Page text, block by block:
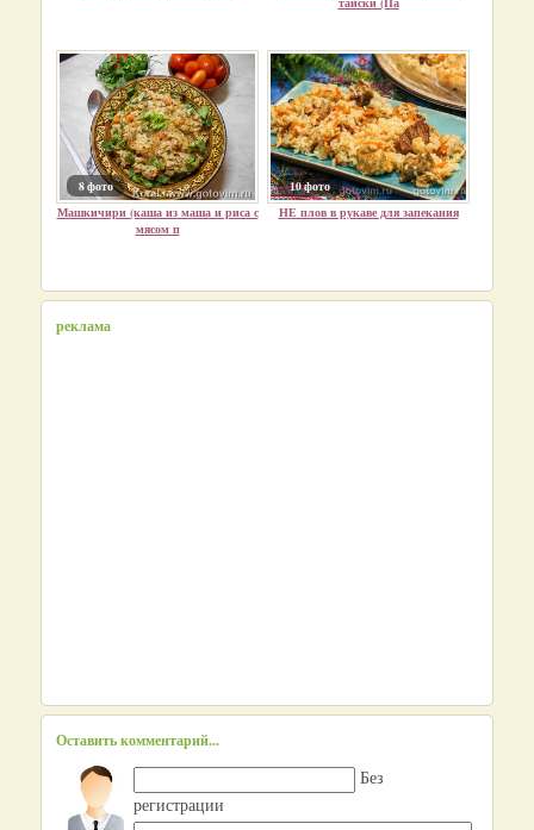
8 фото
Машкичири (каша из маша и риса с
мясом п
10 фото
НЕ плов в рукаве для запекания
реклама
Оставить комментарий...
Без
регистрации